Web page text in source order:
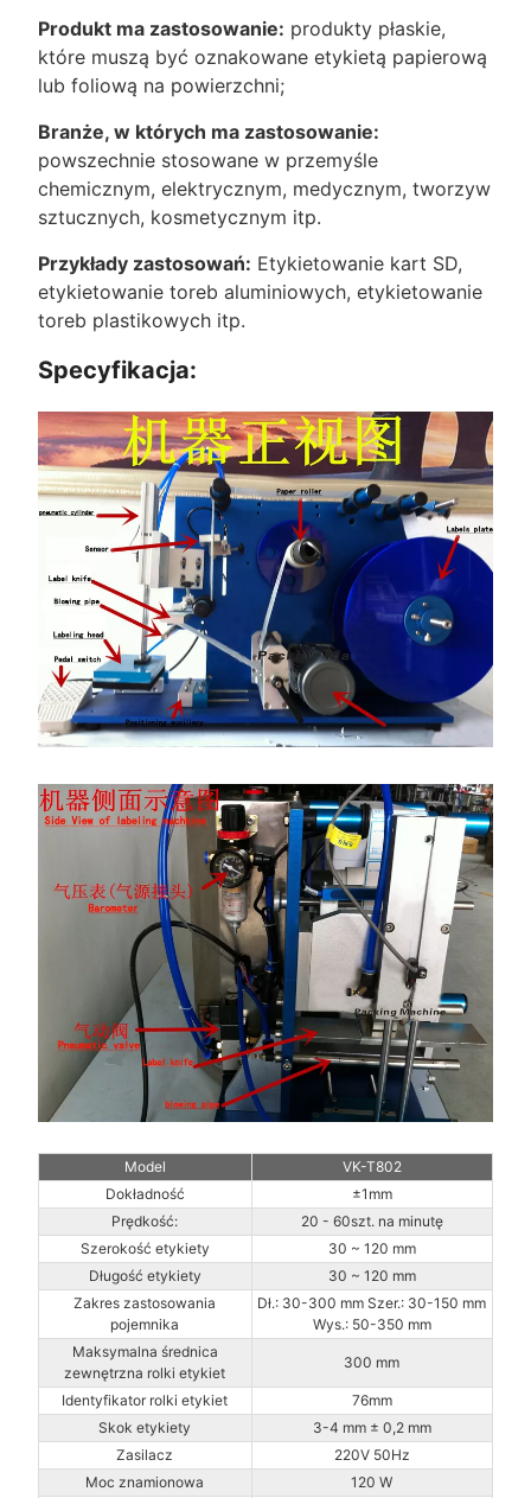
Produkt ma zastosowanie: produkty płaskie,
które muszą być oznakowane etykietą papierową
lub foliową na powierzchni;
Branże, w których ma zastosowanie:
powszechnie stosowane w przemyśle
chemicznym, elektrycznym, medycznym, tworzyw
sztucznych, kosmetycznym itp.
Przykłady zastosowań: Etykietowanie kart SD,
etykietowanie toreb aluminiowych, etykietowanie
toreb plastikowych itp.
Specyfikacja:
Model
VK-T802
Dokładność
±1mm
Prędkość:
20 - 60szt. na minutę
Szerokość etykiety
30 ~ 120 mm
Długość etykiety
30 ~ 120 mm
Zakres zastosowania
pojemnika
Dł.: 30-300 mm Szer.: 30-150 mm
Wys.: 50-350 mm
Maksymalna średnica
zewnętrzna rolki etykiet
300 mm
Identyfikator rolki etykiet
76mm
Skok etykiety
3-4 mm ± 0,2 mm
Zasilacz
220V 50Hz
Moc znamionowa
120 W